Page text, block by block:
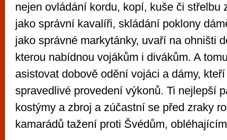
nejen ovládání kordu, kopí, kuše či střelbu
jako správní kavalíři, skládání poklony
jako správné markytánky, uvaří na ohništi
kterou nabídnou vojákům i divákům. A
asistovat dobově odění vojáci a dámy,
spravedlivé provedení výkonů. Ti nejlepší
kostýmy a zbroj a zúčastní se před zraky
kamarádů tažení proti Švédům,